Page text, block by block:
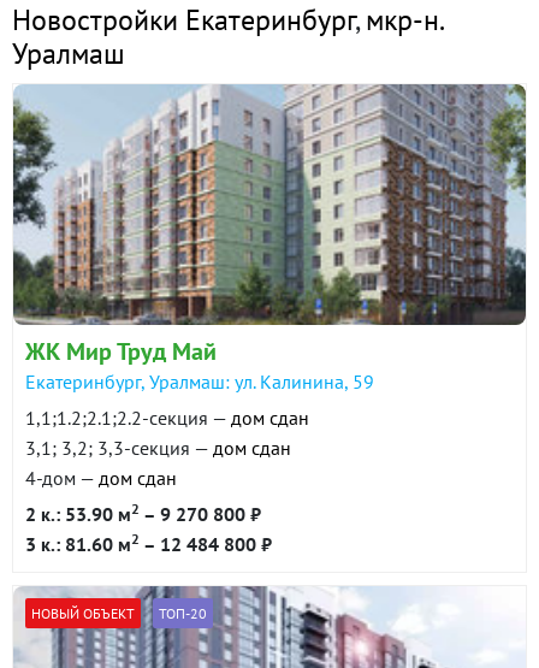
Новостройки Екатеринбург,мкр-н.
Уралмаш
ЖК Мир Труд Май
Екатеринбург, Уралмаш: ул. Калинина, 59
1,1;1.2;2.1;2.2-секция — дом сдан
3,1; 3,2; 3,3-секция — дом сдан
4-дом — дом сдан
2 к.: 53.90 м2 – 9 270 800 ₽
3 к.: 81.60 м2 – 12 484 800 ₽
НОВЫЙ ОБЪЕКТ ТОП-20